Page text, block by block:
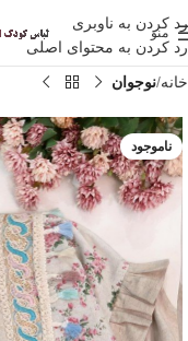
رد کردن به ناوبری
رد کردن به محتوای اصلی
منو
خانه نوجوان
ناموجود